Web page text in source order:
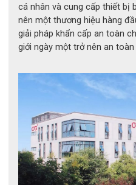
cá nhân và cung cấp thiết bị
nên một thương hiệu hàng
giải pháp khẩn cấp an toàn
giới ngày một trở nên an toàn